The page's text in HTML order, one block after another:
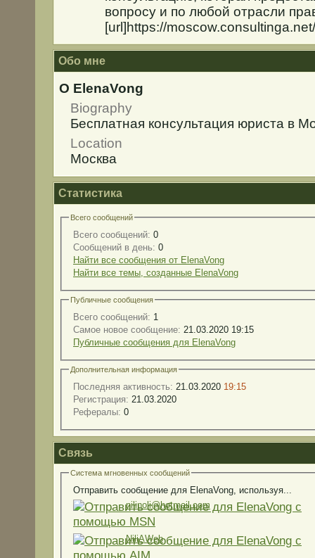
вопросу и по любой отрасли
[url]https://
Обо мне
О ElenaVong
Biography
Бесплатная консультация юриста в
Location
Москва
Статистика
Всего сообщений
Всего сообщений: 0
Сообщений в день: 0
Найти все сообщения от ElenaVong
Найти все темы, созданные ElenaVong
Публичные сообщения
Всего сообщений: 1
Самое новое сообщение: 21.03.2020 19:15
Публичные сообщения для ElenaVong
Дополнительная информация
Последняя активность: 21.03.2020 19:15
Регистрация: 21.03.2020
Рефералы: 0
Связь
Система мгновенных сообщений
Отправить сообщение для ElenaVong, используя...
nilinoli@hotmail.com
NiliAWeb